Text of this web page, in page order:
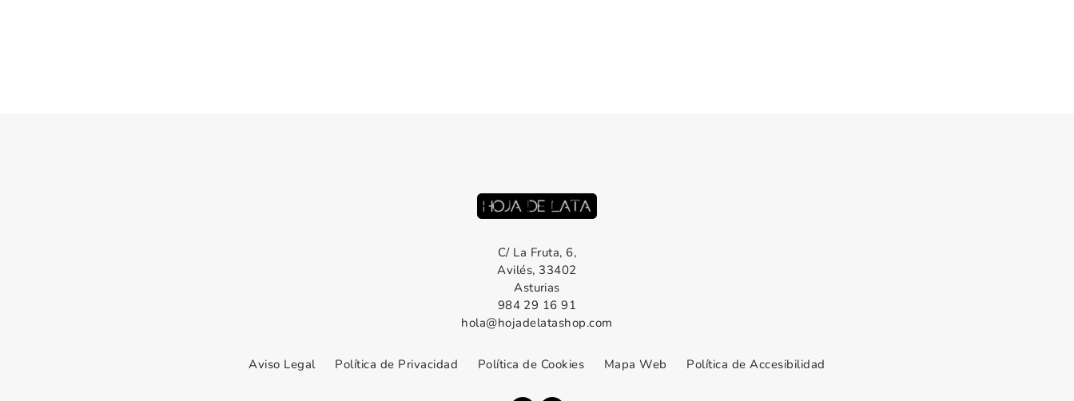
C/ La Fruta, 6,
Avilés, 33402
Asturias
984 29 16 91
hola@hojadelatashop.com
Aviso Legal Política de Privacidad Política de Cookies Mapa Web Política de Accesibilidad